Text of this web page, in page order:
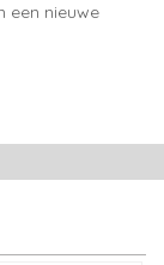
een nieuwe